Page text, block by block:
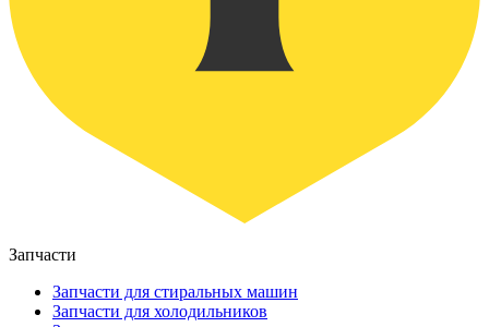
Запчасти
Запчасти для стиральных машин
Запчасти для холодильников